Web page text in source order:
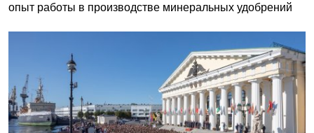
опыт работы в производстве минеральных удобрений